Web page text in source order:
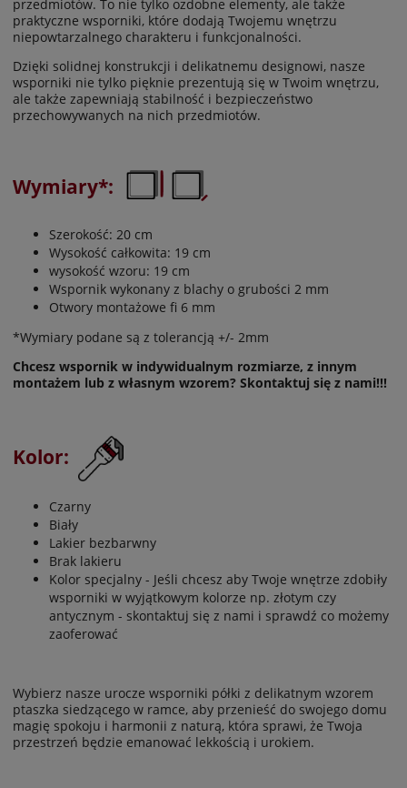
przedmiotów. To nie tylko ozdobne elementy, ale także
praktyczne wsporniki, które dodają Twojemu wnętrzu
niepowtarzalnego charakteru i funkcjonalności.
Dzięki solidnej konstrukcji i delikatnemu designowi, nasze
wsporniki nie tylko pięknie prezentują się w Twoim wnętrzu,
ale także zapewniają stabilność i bezpieczeństwo
przechowywanych na nich przedmiotów.
Wymiary*:
Szerokość: 20 cm
Wysokość całkowita: 19 cm
wysokość wzoru: 19 cm
Wspornik wykonany z blachy o grubości 2 mm
Otwory montażowe fi 6 mm
*Wymiary podane są z tolerancją +/- 2mm
Chcesz wspornik w indywidualnym rozmiarze, z innym
montażem lub z własnym wzorem? Skontaktuj się z nami!!!
Kolor:
Czarny
Biały
Lakier bezbarwny
Brak lakieru
Kolor specjalny - Jeśli chcesz aby Twoje wnętrze zdobiły
wsporniki w wyjątkowym kolorze np. złotym czy
antycznym - skontaktuj się z nami i sprawdź co możemy
zaoferować
Wybierz nasze urocze wsporniki półki z delikatnym wzorem
ptaszka siedzącego w ramce, aby przenieść do swojego domu
magię spokoju i harmonii z naturą, która sprawi, że Twoja
przestrzeń będzie emanować lekkością i urokiem.